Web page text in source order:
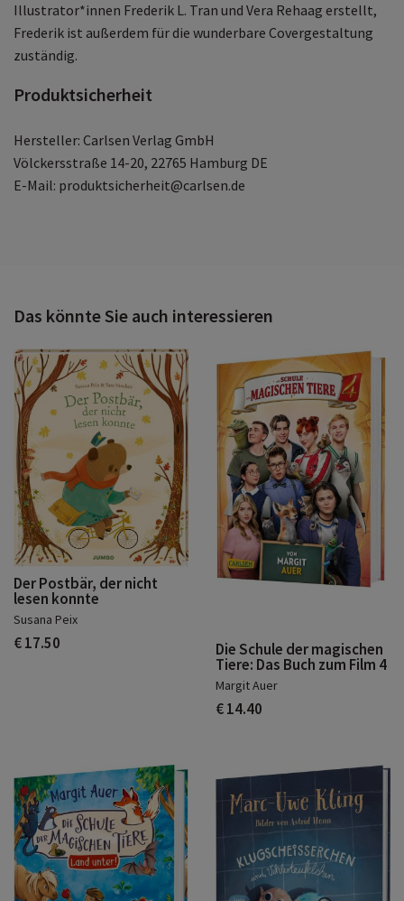
Illustrator*innen Frederik L. Tran und Vera Rehaag erstellt,
Frederik ist außerdem für die wunderbare Covergestaltung
zuständig.
Produktsicherheit
Hersteller: Carlsen Verlag GmbH
Völckersstraße 14-20, 22765 Hamburg DE
E-Mail: produktsicherheit@carlsen.de
Das könnte Sie auch interessieren
Der Postbär, der nicht
lesen konnte
Susana Peix
€ 17.50 Die Schule der magischen
Tiere: Das Buch zum Film 4
Margit Auer
€ 14.40